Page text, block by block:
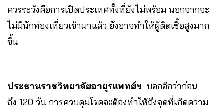
ควรระวังคือการเปิดประเทศทั้งที่ยังไม่พร้อม นอกจากจะ
ไม่มีนักท่องเที่ยวเข้ามาแล้ว ยังอาจทำให้ผู้ติดเชื้อสูงมาก
ขึ้น
ประธานราชวิทยาลัยอายุรแพทย์ฯ บอกอีกว่าก่อน
ถึง 120 วัน การควบคุมโรคจะต้องทำให้ถึงจุดที่เกิดความ